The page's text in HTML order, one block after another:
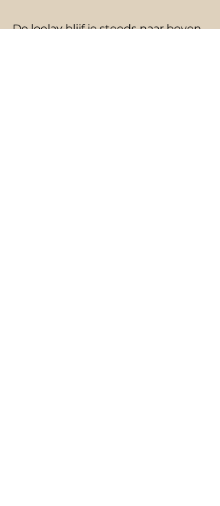
De loelav blijf je steeds naar boven